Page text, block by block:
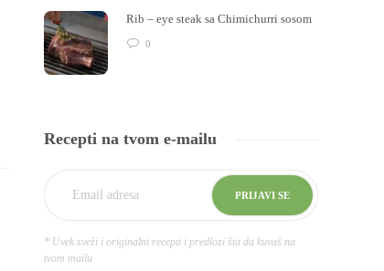
Rib – eye steak sa Chimichurri sosom
0
Recepti na tvom e-mailu
* Uvek sveži i originalni recepti i predlozi šta da kuvaš na
tvom mailu